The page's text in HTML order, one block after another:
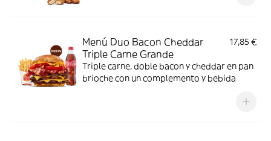
Menú Duo Bacon Cheddar
Triple Carne Grande
17,85 €
Triple carne, doble bacon y cheddar en pan
brioche con un complemento y bebida